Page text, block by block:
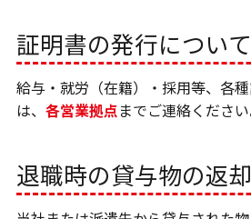
証明書の発行について
給与・就労（在籍）・採用等、各
は、 各営業拠点 までご連絡ください
退職時の貸与物の返